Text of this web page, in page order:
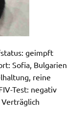
geimpft
Sofia, Bulgarien
reine
Test: negativ
Verträglich